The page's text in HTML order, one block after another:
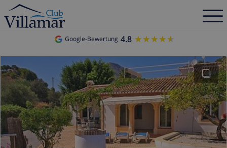
Google-Bewertung 4.8 ★★★★★
★★★★★